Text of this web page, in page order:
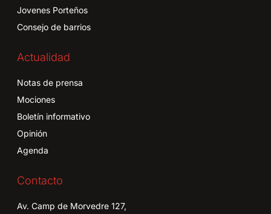
Jovenes Porteños
Consejo de barrios
Actualidad
Notas de prensa
Mociones
Boletín informativo
Opinión
Agenda
Contacto
Av. Camp de Morvedre 127,